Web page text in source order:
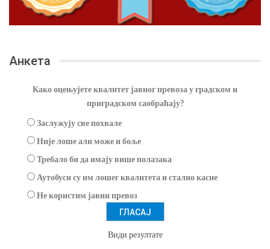
Анкета
Како оцењујете квалитет јавног превоза у градском и
приградском саобраћају?
Заслужују све похвале
Није лоше али може и боље
Требало би да имају више полазака
Аутобуси су им лошег квалитета и стално касне
Не користим јавни превоз
Види резултате